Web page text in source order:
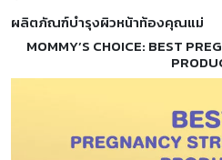
ผลิตภัณฑ์บำรุงผิวหน้าท้องคุณแม่
MOMMY’S CHOICE: BEST